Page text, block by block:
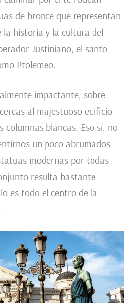
de bronce que representan
la historia y la cultura del
Justiniano, el santo
Ptolemeo.
impactante, sobre
al majestuoso edificio
columnas blancas. Eso sí, no
un poco abrumados
modernas por todas
resulta bastante
es todo el centro de la